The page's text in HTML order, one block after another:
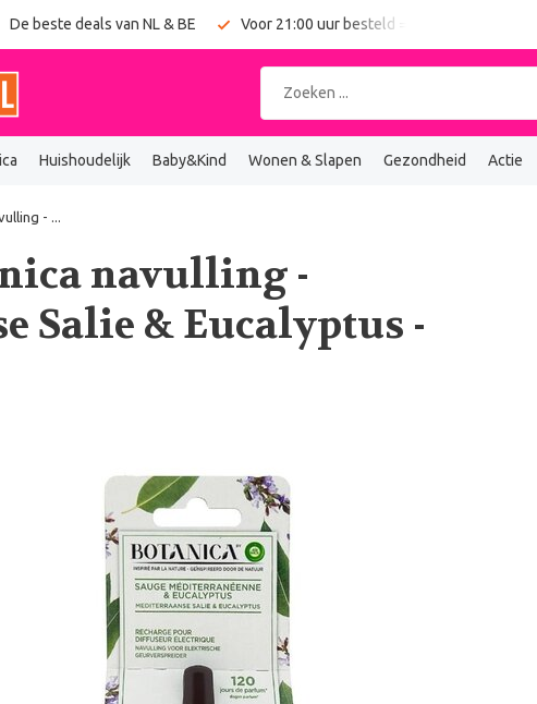
De beste deals van NL & BE Voor 21:00 uur besteld = vandaag verzonden
Huishoudelijk Baby&Kind Wonen & Slapen Gezondheid Actie
- ...
navulling -
Salie & Eucalyptus -